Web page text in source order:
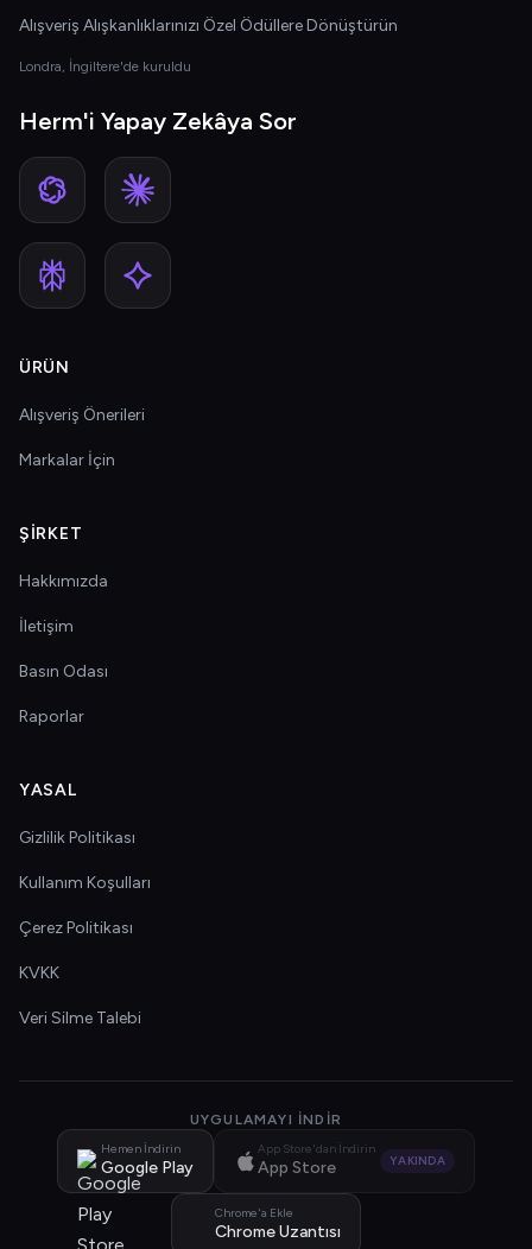
Alışveriş Alışkanlıklarınızı Özel Ödüllere Dönüştürün
Londra, İngiltere'de kuruldu
Herm'i Yapay Zekâya Sor
ÜRÜN
Alışveriş Önerileri
Markalar İçin
ŞIRKET
Hakkımızda
İletişim
Basın Odası
Raporlar
YASAL
Gizlilik Politikası
Kullanım Koşulları
Çerez Politikası
KVKK
Veri Silme Talebi
UYGULAMAYI İNDIR
Hemen İndirin
Google Play
App Store'dan İndirin
App Store YAKINDA
Chrome'a Ekle
Chrome Uzantısı